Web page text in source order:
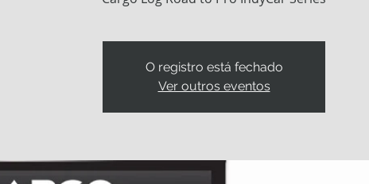
O registro está fechado
Ver outros eventos